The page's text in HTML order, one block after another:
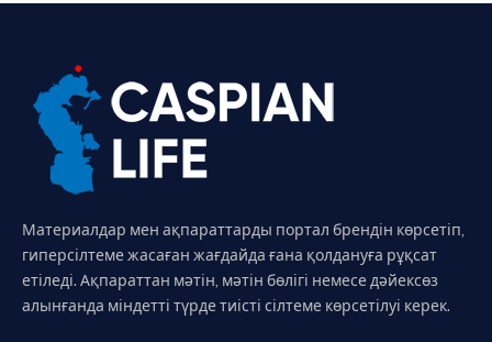
Материалдар мен ақпараттарды портал брендін көрсетіп,
гиперсілтеме жасаған жағдайда ғана қолдануға рұқсат
етіледі. Ақпараттан мәтін, мәтін бөлігі немесе дәйексөз
алынғанда міндетті түрде тиісті сілтеме көрсетілуі керек.